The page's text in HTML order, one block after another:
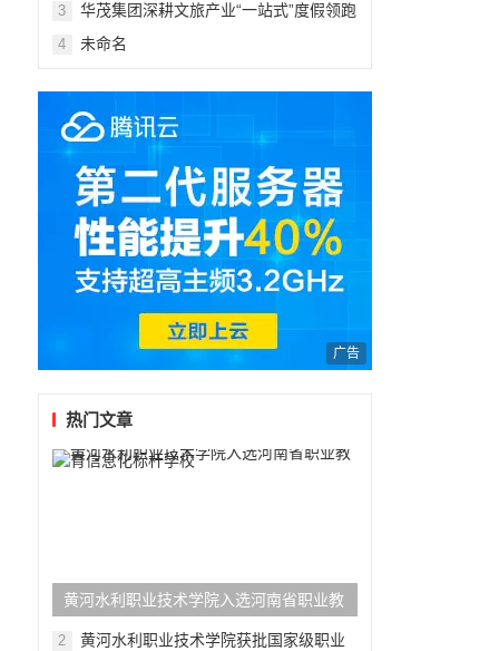
3
华茂集团深耕文旅产业“一站式”度假领跑
4 未命名
广告
热门文章
黄河水利职业技术学院入选河南省职业教
育信息化标杆学校
2
黄河水利职业技术学院获批国家级职业